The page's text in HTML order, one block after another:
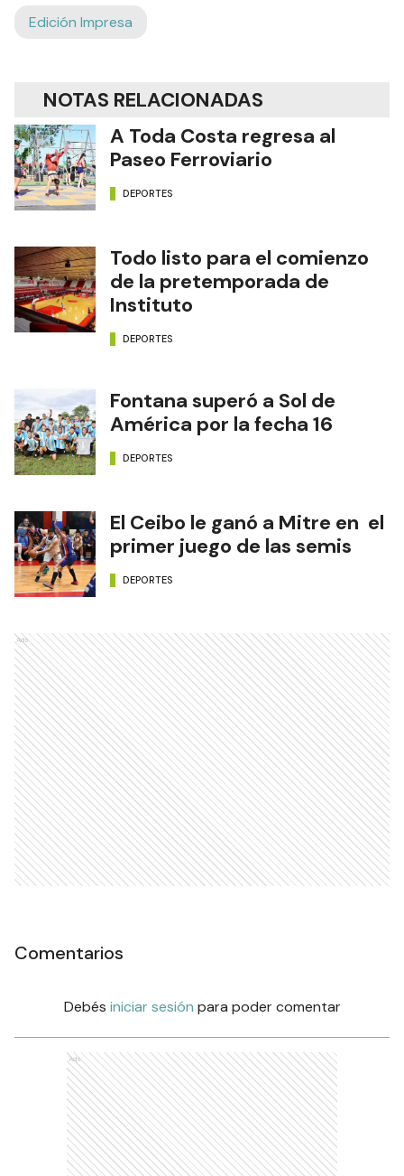
Edición Impresa
NOTAS RELACIONADAS
A Toda Costa regresa al
Paseo Ferroviario
DEPORTES
Todo listo para el comienzo
de la pretemporada de
Instituto
DEPORTES
Fontana superó a Sol de
América por la fecha 16
DEPORTES
El Ceibo le ganó a Mitre en el
primer juego de las semis
DEPORTES
Ads
Comentarios
Debés iniciar sesión para poder comentar
Ads